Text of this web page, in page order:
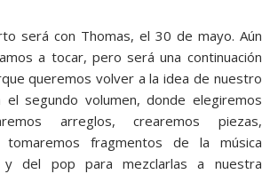
será con Thomas, el 30 de mayo. Aún
a tocar, pero será una continuación
queremos volver a la idea de nuestro
el segundo volumen, donde elegiremos
arreglos, crearemos piezas,
tomaremos fragmentos de la música
y del pop para mezclarlas a nuestra